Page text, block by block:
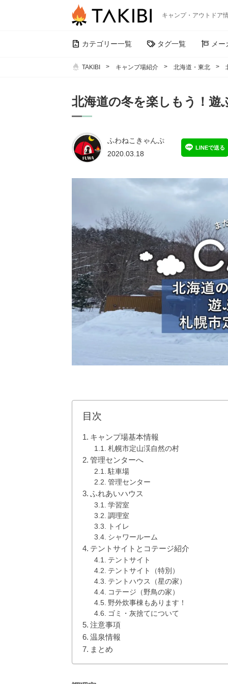
キャンプ・アウトドア
カテゴリー一覧 タグ一覧 メー
TAKIBI キャンプ場紹介 北海道・東北
北海道の冬を楽しもう！遊
ふわねこきゃんぷ
2020.03.18
LINEで送る
目次
キャンプ場基本情報
札幌市定山渓自然の村
管理センターへ
駐車場
管理センター
ふれあいハウス
学習室
調理室
トイレ
シャワールーム
テントサイトとコテージ紹介
テントサイト
テントサイト（特別）
テントハウス（星の家）
コテージ（野鳥の家）
野外炊事棟もあります！
ゴミ・灰捨てについて
注意事項
温泉情報
まとめ